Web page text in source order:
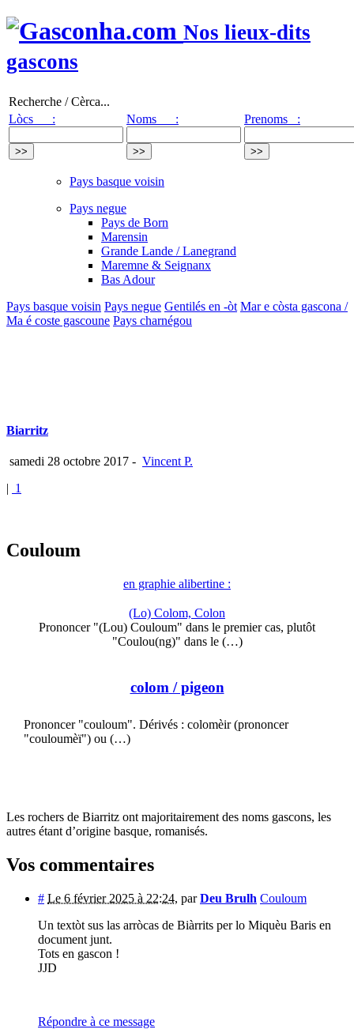
Nos lieux-dits
gascons
Recherche / Cèrca...
Lòcs :
Noms : Prenoms :
Pays basque voisin
Pays negue
Pays de Born
Marensin
Grande Lande / Lanegrand
Maremne & Seignanx
Bas Adour
Pays basque voisin Pays negue Gentilés en -òt Mar e còsta gascona /
Ma é coste gascoune Pays charnégou
Biarritz
samedi 28 octobre 2017 - Vincent P.
| 1
Couloum
en graphie alibertine :
(Lo) Colom, Colon
Prononcer "(Lou) Couloum" dans le premier cas, plutôt
"Coulou(ng)" dans le (…)
colom / pigeon
Prononcer "couloum". Dérivés : colomèir (prononcer
"couloumèï") ou (…)
Les rochers de Biarritz ont majoritairement des noms gascons, les
autres étant d’origine basque, romanisés.
Vos commentaires
# Le 6 février 2025 à 22:24, parDeu Brulh Couloum
Un textòt sus las arròcas de Biàrrits per lo Miquèu Baris en
document junt.
Tots en gascon !
JJD
Répondre à ce message